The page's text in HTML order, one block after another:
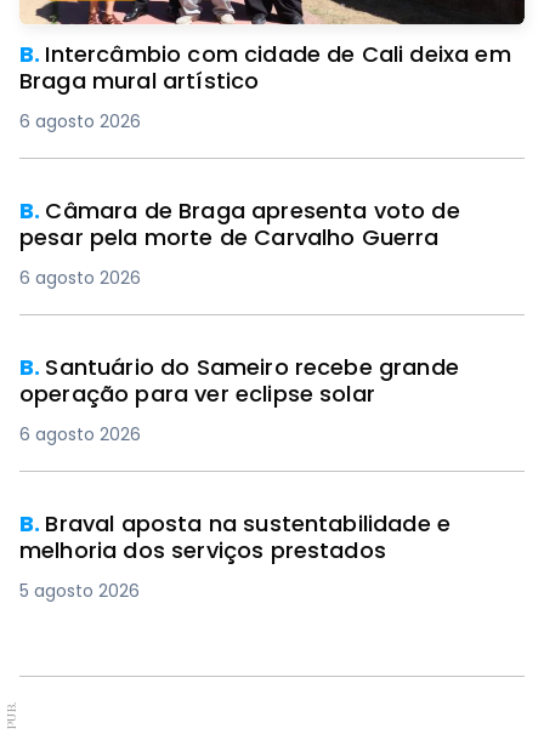
B. Intercâmbio com cidade de Cali deixa em
Braga mural artístico
6 agosto 2026
B. Câmara de Braga apresenta voto de
pesar pela morte de Carvalho Guerra
6 agosto 2026
B. Santuário do Sameiro recebe grande
operação para ver eclipse solar
6 agosto 2026
B. Braval aposta na sustentabilidade e
melhoria dos serviços prestados
5 agosto 2026
PUB.